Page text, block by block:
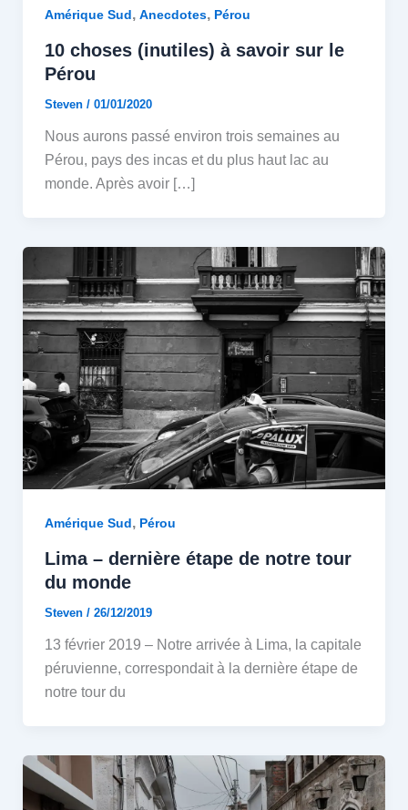
Amérique Sud, Anecdotes, Pérou
10 choses (inutiles) à savoir sur le
Pérou
Steven / 01/01/2020
Nous aurons passé environ trois semaines au
Pérou, pays des incas et du plus haut lac au
monde. Après avoir […]
Amérique Sud, Pérou
Lima – dernière étape de notre tour
du monde
Steven / 26/12/2019
13 février 2019 – Notre arrivée à Lima, la capitale
péruvienne, correspondait à la dernière étape de
notre tour du